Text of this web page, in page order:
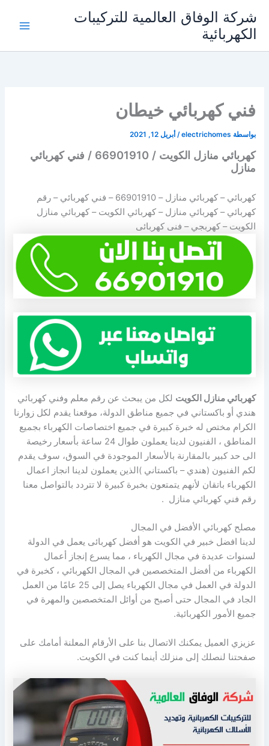
المحتوى
شركة الوفاق العالمية للتركيبات
الكهربائية
فني كهربائي خيطان
بواسطة electrichomes
/ أبريل 12, 2021
كهربائي منازل الكويت / 66901910 / فني كهربائي
منازل
كهربائي – كهربائي منازل –66901910 – فني كهربائي – رقم
كهربائي – كهربائي منازل – كهربائي الكويت – كهربائي منازل
الكويت – كهربجي – فنى كهربائى
كهربائي منازل الكويت لكل من يبحث عن رقم معلم وفني كهربائي
هندي أو باكستاني في جميع مناطق الدولة، موقعنا يقدم لكل زوارنا
الكرام مختص له خبرة كبيرة في جميع اختصاصات الكهرباء بجميع
المناطق ، الفنيون لدينا يعملون طوال 24 ساعة بأسعار رخيصة
الى حد كبير بالمقارنة بالأسعار الموجودة في السوق، سوف يقدم
لكم الفنيون (هندي – باكستاني )الذين يعملون لدينا انجاز اعمال
الكهرباء باتقان لأنهم يتمتعون بخبرة كبيرة لا تتردد بالتواصل معنا
رقم فني كهربائي منازل .
مصلح كهربائي الأفضل في المجال
لدينا افضل خبير في الكويت هو أفضل كهربائى يعمل في الدولة
لسنوات عديدة في مجال الكهرباء ، مما يسرع إنجاز أعمال
الكهرباء من أفضل المتخصصين في المجال الكهربائي ، كخبرة في
الدولة في العمل في مجال الكهرباء يصل إلى 25 عامًا من العمل
الجاد في المجال حتى أصبح من أوائل المتخصصين والمهرة في
جميع الأمور الكهربائية.
عزيزي العميل يمكنك الاتصال بنا على الأرقام المعلنة أمامك على
صفحتنا لنصلك إلى منزلك أينما كنت في الكويت.